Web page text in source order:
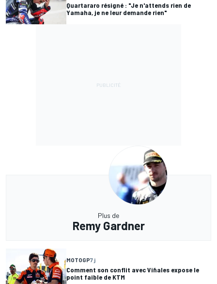
Quartararo résigné : "Je n'attends rien de
Yamaha, je ne leur demande rien"
Plus de
Remy Gardner
MOTOGP7 j
Comment son conflit avec Viñales expose le
point faible de KTM